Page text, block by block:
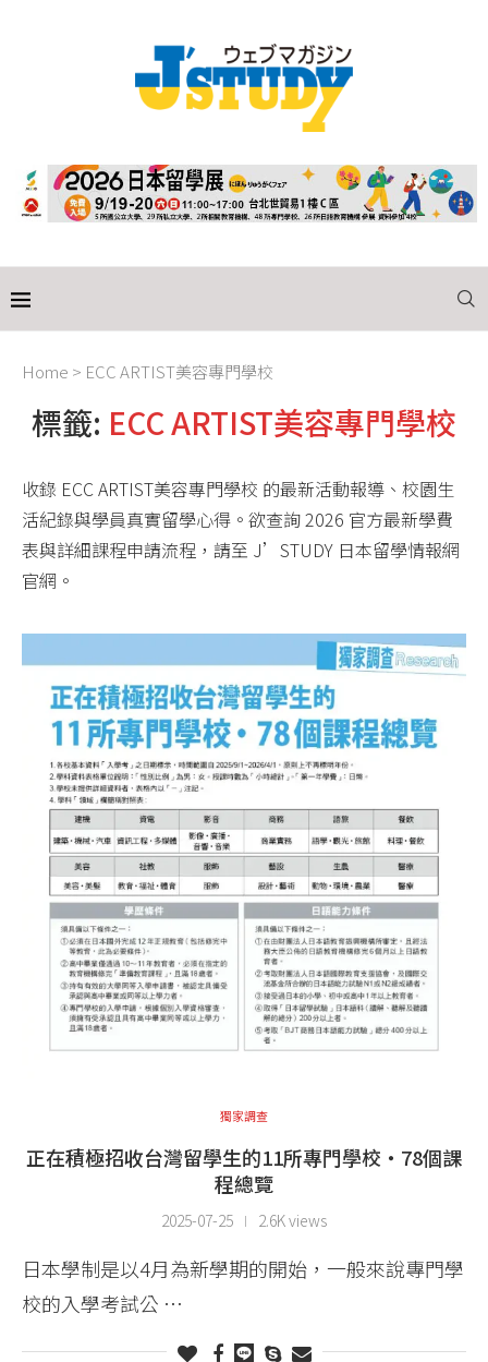
Home > ECC ARTIST美容專門學校
標籤: ECC ARTIST美容專門學校
收錄 ECC ARTIST美容專門學校 的最新活動報導、校園生
活紀錄與學員真實留學心得。欲查詢 2026 官方最新學費
表與詳細課程申請流程，請至 J’STUDY 日本留學情報網
官網。
獨家調查
正在積極招收台灣留學生的11所專門學校・78個課
程總覽
2025-07-25 2.6K views
日本學制是以4月為新學期的開始，一般來說專門學
校的入學考試公 …